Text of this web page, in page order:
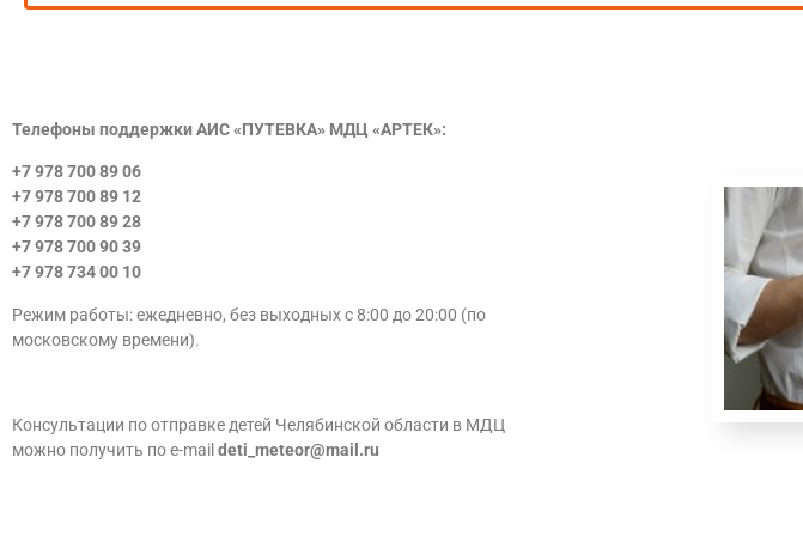
Телефоны поддержки АИС «ПУТЕВКА» МДЦ «АРТЕК»:
+7 978 700 89 06
+7 978 700 89 12
​+7 978 700 89 28
+7 978 700 90 39
+7 978 734 00 10
Режим работы: ежедневно, без выходных с 8:00 до 20:00 (по
московскому времени).
Консультации по отправке детей Челябинской области в МДЦ
можно получить по e-maildeti_meteor@mail.ru